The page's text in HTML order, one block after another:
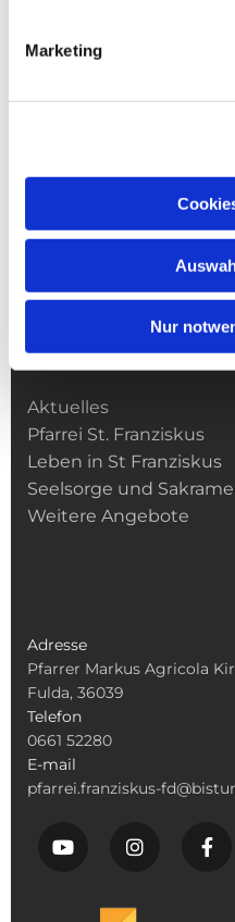
Marketing
Nur
Kirchengemeinde­­ St.
Aktuelles
Pfarrei St. Franziskus
Leben in St Franziskus
Seelsorge und
Weitere Angebote
Adresse
Pfarrer Markus Agricola
Fulda, 36039
Telefon
0661 52280
E-mail
pfarrei.franziskus-